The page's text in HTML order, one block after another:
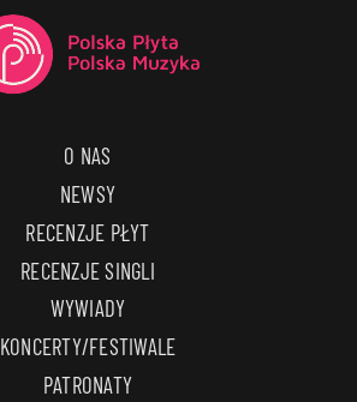
O NAS
NEWSY
RECENZJE PŁYT
RECENZJE SINGLI
WYWIADY
KONCERTY/FESTIWALE
PATRONATY